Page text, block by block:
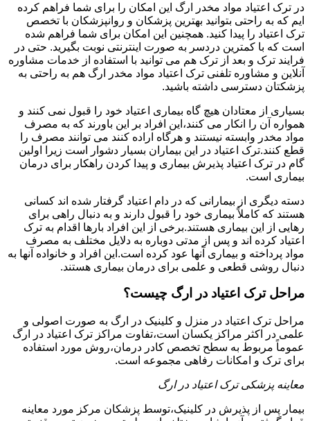
در ترک اعتیاد مواد مخدر ارگ این امکان را برای شما فراهم کرده
ایم که به راحتی بتوانید بهترین پزشکان و روانپزشکان با تخصص
ترک اعتیاد را پیدا کنید. همچنین این امکان برای شما فراهم شده
است که با کمترین دردسر به صورت اینترنتی نوبت بگیرید. حتی در
فرایند ترک و بعد از ترک هم می توانید با استفاده از خدمات مشاوره
آنلاین و مشاوره تلفنی ترک اعتیاد مواد مخدر ارگ هم به راحتی به
پزشکتان دسترسی داشته باشید.
بسیاری از معتادان هیچ گاه بیماری اعتیاد خود را قبول نمی کنند و
همواره آن را انکار می کنند،این افراد بر این باورند که به مصرف
مواد مخدر وابسته نیستند و هرگاه اراده کنند می توانند مصرف را
قطع کنند.ترک اعتیاد در این بیماران بسیار دشوار است زیرا اولین
گام در ترک اعتیاد پذیرش بیماری و پیدا کردن راهکار برای درمان
بیماری است.
دسته دیگری از بیمارانی که در دام اعتیاد گرفتار شده اند کسانی
هستند که کاملاً بیماری خود را قبول دارند و به دنبال راهی برای
رهایی از این بیماری هستند.برخی از این افراد بارها اقدام به ترک
اعتیاد کرده اند و پس از مدتی دوباره به دلایل مختلف به مصرف
مواد پرداخته و بیماری آنها عود کرده است.این افراد و خانواده آنها به
دنبال روشی قطعی و علمی برای درمان بیماری هستند.
مراحل ترک اعتیاد در ارگ چیست؟
مراحل ترک اعتیاد در منزل و کلینیک در ارگ به صورت اصولی و
علمی در اکثر مراکز یکسان است،تفاوت مراکز ترک اعتیاد در ارگ
عموماً مربوط به سطح تخصص کادر درمان،روش مورد استفاده
برای ترک و امکانات رفاهی مجموعه است.
معاینه پزشکی ترک اعتیاد در ارگ
بیمار پس از پذیرش در کلینیک،توسط پزشکان مرکز مورد معاینه